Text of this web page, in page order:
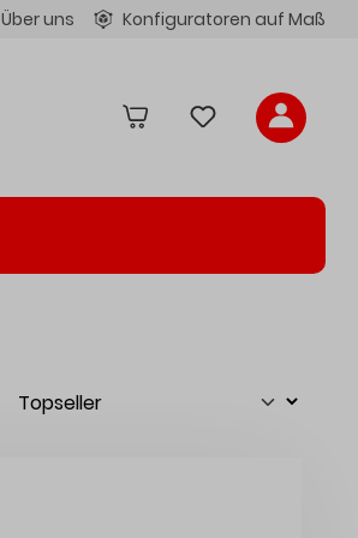
Über uns Konfiguratoren auf Maß